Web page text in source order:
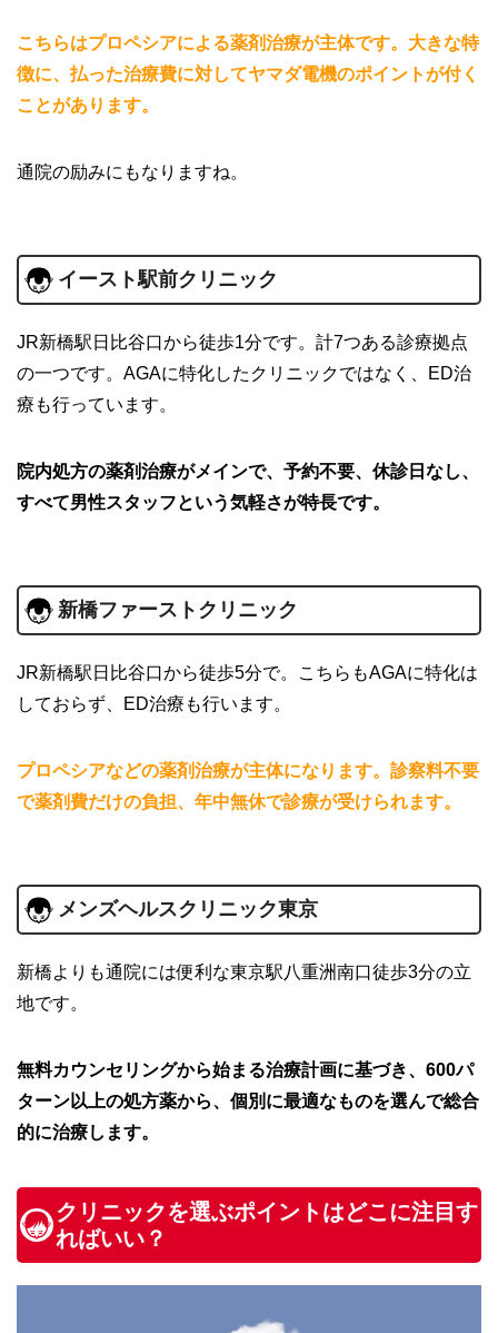
こちらはプロペシアによる薬剤治療が主体です。大きな特
徴に、払った治療費に対してヤマダ電機のポイントが付く
ことがあります。
通院の励みにもなりますね。
イースト駅前クリニック
JR新橋駅日比谷口から徒歩1分です。計7つある診療拠点
の一つです。AGAに特化したクリニックではなく、ED治
療も行っています。
院内処方の薬剤治療がメインで、予約不要、休診日なし、
すべて男性スタッフという気軽さが特長です。
新橋ファーストクリニック
JR新橋駅日比谷口から徒歩5分で。こちらもAGAに特化は
しておらず、ED治療も行います。
プロペシアなどの薬剤治療が主体になります。診察料不要
で薬剤費だけの負担、年中無休で診療が受けられます。
メンズヘルスクリニック東京
新橋よりも通院には便利な東京駅八重洲南口徒歩3分の立
地です。
無料カウンセリングから始まる治療計画に基づき、600パ
ターン以上の処方薬から、個別に最適なものを選んで総合
的に治療します。
クリニックを選ぶポイントはどこに注目す
ればいい？